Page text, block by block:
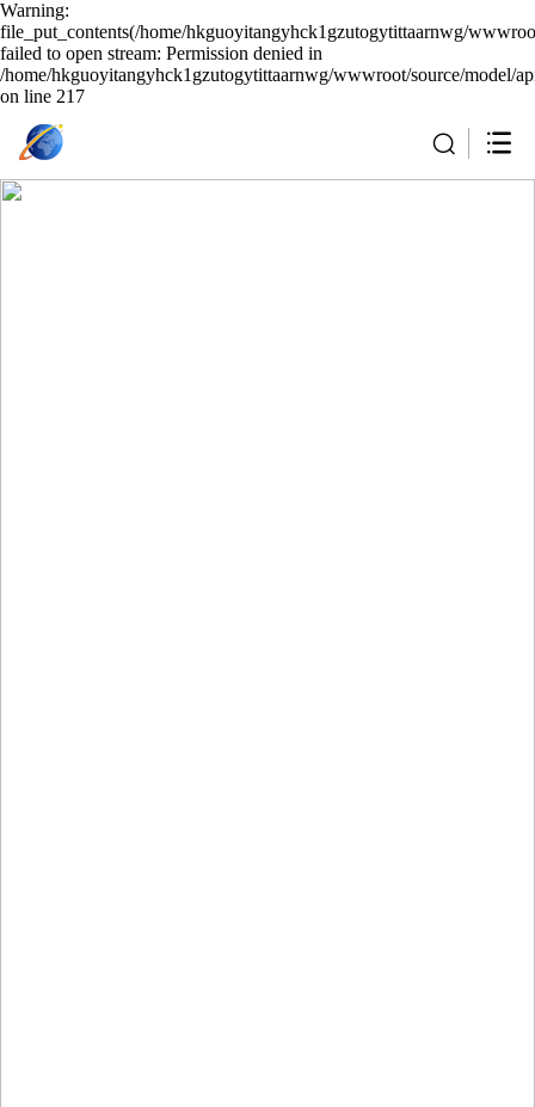
Warning:
file_put_contents(/home/hkguoyitangyhck1gzutogytittaarnwg/
failed to open stream: Permission denied in
/home/hkguoyitangyhck1gzutogytittaarnwg/wwwroot/source/model/
on line 217